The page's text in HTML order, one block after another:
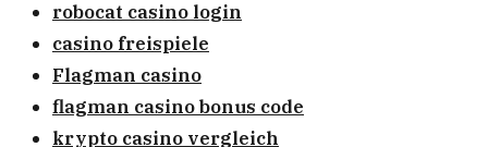
robocat casino login
casino freispiele
Flagman casino
flagman casino bonus code
krypto casino vergleich